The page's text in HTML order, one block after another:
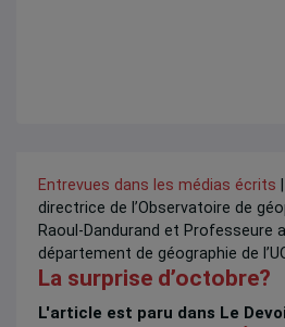
Entrevues dans les médias écrits
directrice de l’Observatoire de
Raoul-Dandurand et Professeure
département de géographie de
La surprise d’octobre?
L'article est paru dans Le